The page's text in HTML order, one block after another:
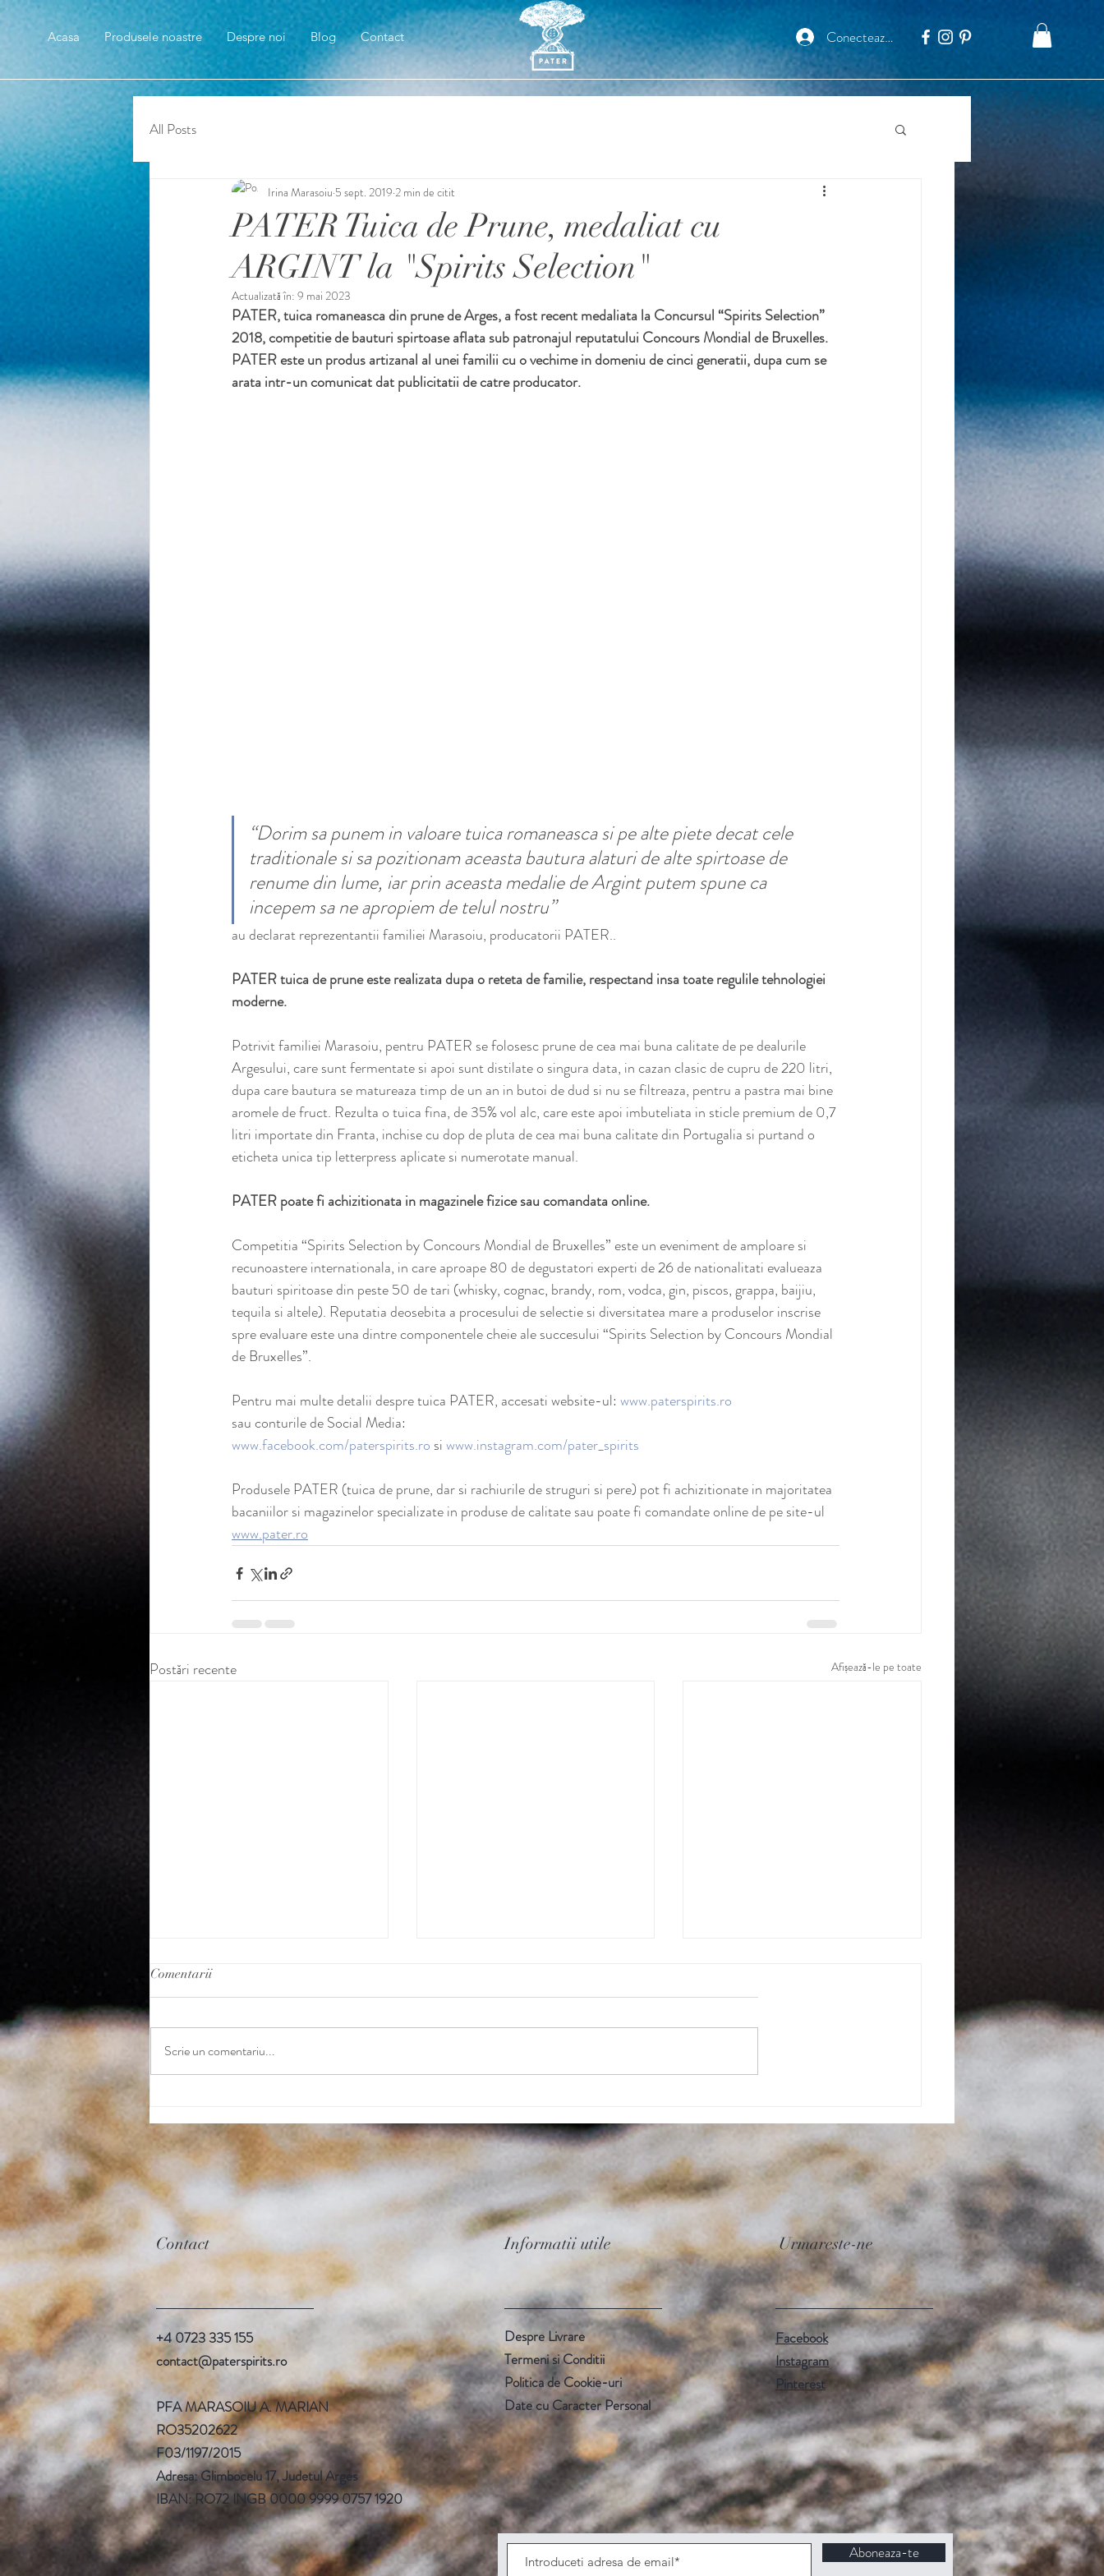
Acasa Produsele noastre Despre noi Blog Contact Conectează-te
All Posts
PATER Tuica de Prune, medaliat cu
ARGINT la "Spirits Selection"
Irina Marasoiu 5 sept. 2019 2 min de citit
Actualizată în: 9 mai 2023
PATER, tuica romaneasca din prune de Arges, a fost recent medaliata la Concursul “Spirits Selection”
2018, competitie de bauturi spirtoase aflata sub patronajul reputatului Concours Mondial de Bruxelles.
PATER este un produs artizanal al unei familii cu o vechime in domeniu de cinci generatii, dupa cum se
arata intr-un comunicat dat publicitatii de catre producator.
“Dorim sa punem in valoare tuica romaneasca si pe alte piete decat cele
traditionale si sa pozitionam aceasta bautura alaturi de alte spirtoase de
renume din lume, iar prin aceasta medalie de Argint putem spune ca
incepem sa ne apropiem de telul nostru”
au declarat reprezentantii familiei Marasoiu, producatorii PATER..
PATER tuica de prune este realizata dupa o reteta de familie, respectand insa toate regulile tehnologiei
moderne.
Potrivit familiei Marasoiu, pentru PATER se folosesc prune de cea mai buna calitate de pe dealurile
Argesului, care sunt fermentate si apoi sunt distilate o singura data, in cazan clasic de cupru de 220 litri,
dupa care bautura se matureaza timp de un an in butoi de dud si nu se filtreaza, pentru a pastra mai bine
aromele de fruct. Rezulta o tuica fina, de 35% vol alc, care este apoi imbuteliata in sticle premium de 0,7
litri importate din Franta, inchise cu dop de pluta de cea mai buna calitate din Portugalia si purtand o
eticheta unica tip letterpress aplicate si numerotate manual.
PATER poate fi achizitionata in magazinele fizice sau comandata online.
Competitia “Spirits Selection by Concours Mondial de Bruxelles” este un eveniment de amploare si
recunoastere internationala, in care aproape 80 de degustatori experti de 26 de nationalitati evalueaza
bauturi spiritoase din peste 50 de tari (whisky, cognac, brandy, rom, vodca, gin, piscos, grappa, baijiu,
tequila si altele). Reputatia deosebita a procesului de selectie si diversitatea mare a produselor inscrise
spre evaluare este una dintre componentele cheie ale succesului “Spirits Selection by Concours Mondial
de Bruxelles”.
Pentru mai multe detalii despre tuica PATER, accesati website-ul: www.paterspirits.ro
sau conturile de Social Media:
www.facebook.com/paterspirits.ro si www.instagram.com/pater_spirits
Produsele PATER (tuica de prune, dar si rachiurile de struguri si pere) pot fi achizitionate in majoritatea
bacaniilor si magazinelor specializate in produse de calitate sau poate fi comandate online de pe site-ul
www.pater.ro
Postări recente Afișează-le pe toate
ambasadorul României într-un
restaurant cu stele Michelin din
Berlin.
Comentarii
Scrie un comentariu...
Contact
+4 0723 335 155
contact@paterspirits.ro
PFA MARASOIU A. MARIAN
RO35202622
F03/1197/2015
Adresa: Glimbocelu 17, Judetul Arges
IBAN: RO72 INGB 0000 9999 0757 1920
Informatii utile
Despre Livrare
Termeni si Conditii
Politica de Cookie-uri
Date cu Caracter Personal
Urmareste-ne
Facebook
Instagram
Pinterest
Aboneaza-te